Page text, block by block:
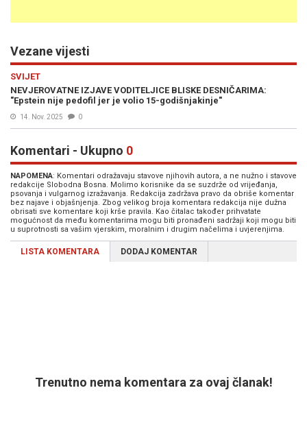
Vezane vijesti
SVIJET
NEVJEROVATNE IZJAVE VODITELJICE BLISKE DESNIČARIMA:
"Epstein nije pedofil jer je volio 15-godišnjakinje"
14. Nov. 2025 0
Komentari - Ukupno 0
NAPOMENA: Komentari odražavaju stavove njihovih autora, a ne nužno i stavove
redakcije Slobodna Bosna. Molimo korisnike da se suzdrže od vrijeđanja,
psovanja i vulgarnog izražavanja. Redakcija zadržava pravo da obriše komentar
bez najave i objašnjenja. Zbog velikog broja komentara redakcija nije dužna
obrisati sve komentare koji krše pravila. Kao čitalac također prihvatate
mogućnost da među komentarima mogu biti pronađeni sadržaji koji mogu biti
u suprotnosti sa vašim vjerskim, moralnim i drugim načelima i uvjerenjima.
LISTA KOMENTARA DODAJ KOMENTAR
Trenutno nema komentara za ovaj članak!